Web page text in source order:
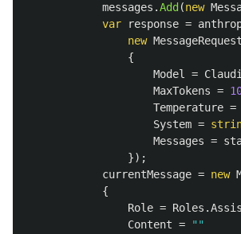
messages .Add (new
var
response =
new MessageRequest
{
Model
=
MaxTokens =
Temperature =
System =
Messages =
});
currentMessage = new
{
Role = Roles .
Content =
""